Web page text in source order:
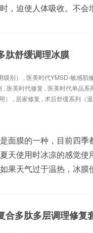
，迫使人体吸收。不会
多肽修护凝胶 即刻
【产品规格】；30g/支
肽舒缓调理冰膜
别） , 医美时代YMSD-敏感肌
, 医美时代修复 , 医美时代单品系
）
, 居家修复 , 术后舒缓系列（退
面膜的一种，目前四季
天使用时冰凉的感觉使
果天气过于温热，冰膜
觉。 冰膜除了带给肌肤
合多肽多层调理修复